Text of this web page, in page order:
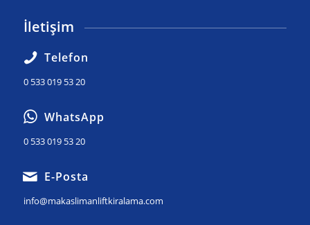
İletişim
Telefon
0 533 019 53 20
WhatsApp
0 533 019 53 20
E-Posta
info@makaslimanliftkiralama.com